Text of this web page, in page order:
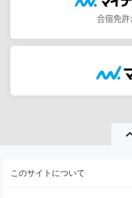
合宿免許
このサイトについて